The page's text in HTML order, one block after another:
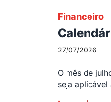
Financeiro
27/07/2026
O mês de
seja aplicável